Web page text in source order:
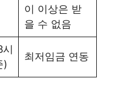
이 이상은 받
을 수 없음
)
최저임금 연동